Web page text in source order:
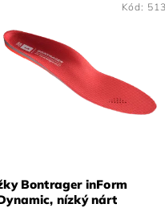
Bontrager inForm
nízký nárt
Kód: